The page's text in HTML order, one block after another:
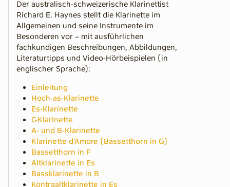
Der australisch-schweizerische Klarinettist
Richard E. Haynes stellt die Klarinette im
Allgemeinen und seine Instrumente im
Besonderen vor – mit ausführlichen
fachkundigen Beschreibungen, Abbildungen,
Literaturtipps und Video-Hörbeispielen (in
englischer Sprache):
Einleitung
Hoch-as-Klarinette
Es-Klarinette
C-Klarinette
A- und B-Klarinette
Klarinette d'Amore (Bassetthorn in G)
Bassetthorn in F
Altklarinette in Es
Bassklarinette in B
Kontraaltklarinette in Es